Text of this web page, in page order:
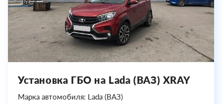
Установка ГБО на Lada (ВАЗ) XRAY
Марка автомобиля: Lada (ВАЗ)